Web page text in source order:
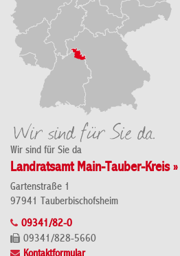
Wir sind für Sie da
Landratsamt Main-Tauber-Kreis »
Gartenstraße 1
97941 Tauberbischofsheim
09341/82-0
09341/828-5660